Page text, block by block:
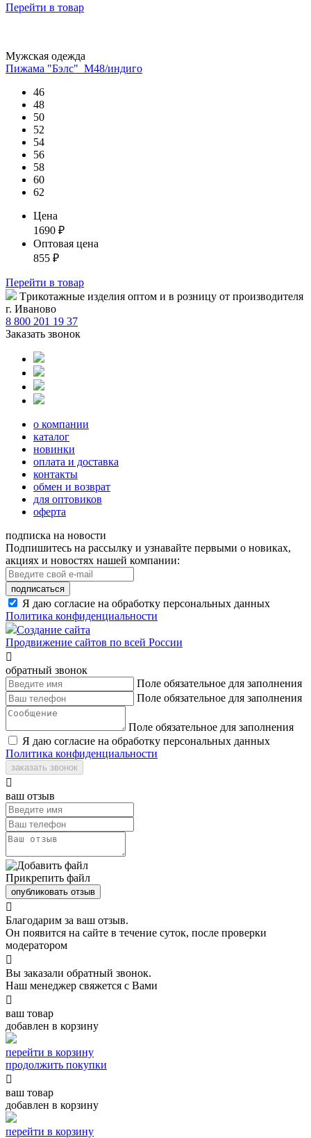
Перейти в товар
Мужская одежда
Пижама "Бэлс"_М48/индиго
46
48
50
52
54
56
58
60
62
Цена
1690 ₽
Оптовая цена
855 ₽
Перейти в товар
Tрикотажные изделия оптом и в розницу от производителя
г. Иваново
8 800 201 19 37
Заказать звонок
о компании
каталог
новинки
оплата и доставка
контакты
обмен и возврат
для оптовиков
оферта
подписка на новости
Подпишитесь на рассылку и узнавайте первыми о новиках,
акциях и новостях нашей компании:
подписаться
Я даю согласие на обработку персональных данных
Политика конфиденциальности
Создание сайта
Продвижение сайтов по всей России

обратный звонок
Поле обязательное для заполнения
Поле обязательное для заполнения
Поле обязательное для заполнения
Я даю согласие на обработку персональных данных
Политика конфиденциальности
заказать звонок

ваш отзыв
Прикрепить файл
опубликовать отзыв

Благодарим за ваш отзыв.
Он появится на сайте в течение суток, после проверки
модератором

Вы заказали обратный звонок.
Наш менеджер свяжется с Вами

ваш товар
добавлен в корзину
перейти в корзину
продолжить покупки

ваш товар
добавлен в корзину
перейти в корзину